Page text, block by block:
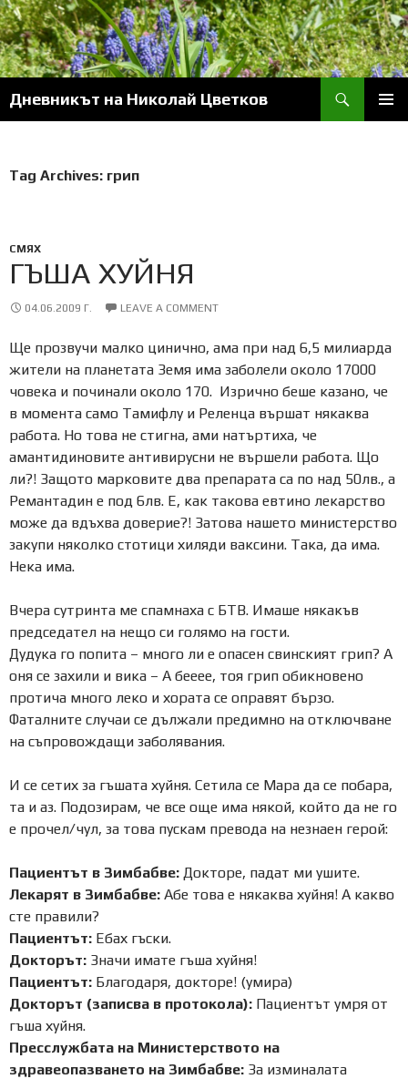
Skip
to
content
Дневникът на Николай Цветков
Tag Archives: грип
СМЯХ
ГЪША ХУЙНЯ
04.06.2009 Г. LEAVE A COMMENT
Ще прозвучи малко цинично, ама при над 6,5 милиарда
жители на планетата Земя има заболели около 17000
човека и починали около 170. Изрично беше казано, че
в момента само Тамифлу и Реленца вършат някаква
работа. Но това не стигна, ами натъртиха, че
амантидиновите антивирусни не вършели работа. Що
ли?! Защото марковите два препарата са по над 50лв., а
Ремантадин е под 6лв. Е, как такова евтино лекарство
може да вдъхва доверие?! Затова нашето министерство
закупи няколко стотици хиляди ваксини. Така, да има.
Нека има.
Вчера сутринта ме спамнаха с БТВ. Имаше някакъв
председател на нещо си голямо на гости.
Дудука го попита – много ли е опасен свинският грип? А
оня се захили и вика – А бееее, тоя грип обикновено
протича много леко и хората се оправят бързо.
Фаталните случаи се дължали предимно на отключване
на съпровождащи заболявания.
И се сетих за гъшата хуйня. Сетила се Мара да се побара,
та и аз. Подозирам, че все още има някой, който да не го
е прочел/чул, за това пускам превода на незнаен герой:
Пациентът в Зимбабве: Докторе, падат ми ушите.
Лекарят в Зимбабве: Абе това е някаква хуйня! А какво
сте правили?
Пациентът: Ебах гъски.
Докторът: Значи имате гъша хуйня!
Пациентът: Благодаря, докторе! (умира)
Докторът (записва в протокола): Пациентът умря от
гъша хуйня.
Пресслужбата на Министерството на
здравеопазването на Зимбабве: За изминалата